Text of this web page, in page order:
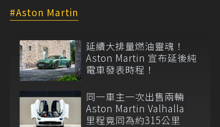
Aston Martin
延續大排量燃油靈魂！
Aston Martin 宣布延後純
電車發表時程！
同一車主一次出售兩輛
Aston Martin Valhalla
里程竟同為約315公里